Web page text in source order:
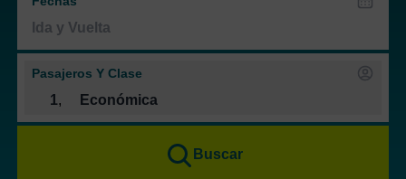
Pasajeros Y Clase
1, Económica
Buscar